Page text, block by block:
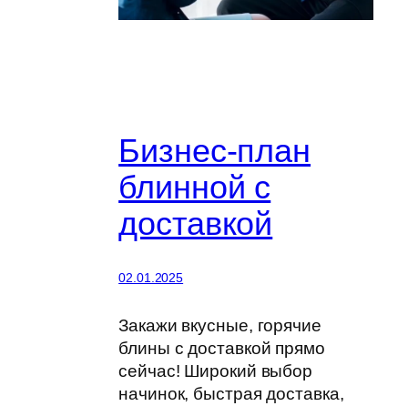
Бизнес-план
блинной с
доставкой
02.01.2025
Закажи вкусные, горячие
блины с доставкой прямо
сейчас! Широкий выбор
начинок, быстрая доставка,